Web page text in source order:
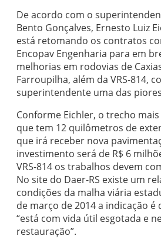
De acordo com o
Bento Gonçalves, Ernesto Luiz
está retomando os contratos
Encopav Engenharia para em
melhorias em rodovias de
Farroupilha, além da VRS-814,
superintendente uma das
Conforme Eichler, o trecho
que tem 12 quilômetros de
que irá receber nova
investimento será de R$ 6
VRS-814 os trabalhos devem
No site do Daer-RS existe um
condições da malha viária
de março de 2014 a indicação é
“está com vida útil esgotada e
restauração”.